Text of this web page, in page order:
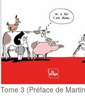
Tome 3 (Préface de